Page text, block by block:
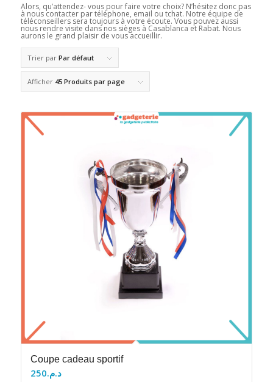
Alors, qu’attendez- vous pour faire votre choix? N’hésitez donc pas
à nous contacter par téléphone, email ou tchat. Notre équipe de
téléconseillers sera toujours à votre écoute. Vous pouvez aussi
nous rendre visite dans nos sièges à Casablanca et Rabat. Nous
aurons le grand plaisir de vous accueillir.
Trier par Par défaut
Afficher 45 Produits par page
Coupe cadeau sportif
د.م.250